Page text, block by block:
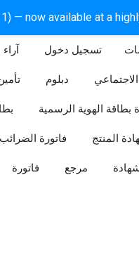
— now available at a
آراء تسجيل دخول​
دبلوم
بطاقة الهوية الرسمية
فاتورة الضرائب المنتج
فاتورة مرجع